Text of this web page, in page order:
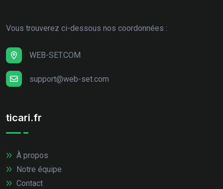
Vous trouverez ci-dessous nos coordonnées :
WEB-SET.COM
support@web-set.com
ticari.fr
À propos
Notre équipe
Contact